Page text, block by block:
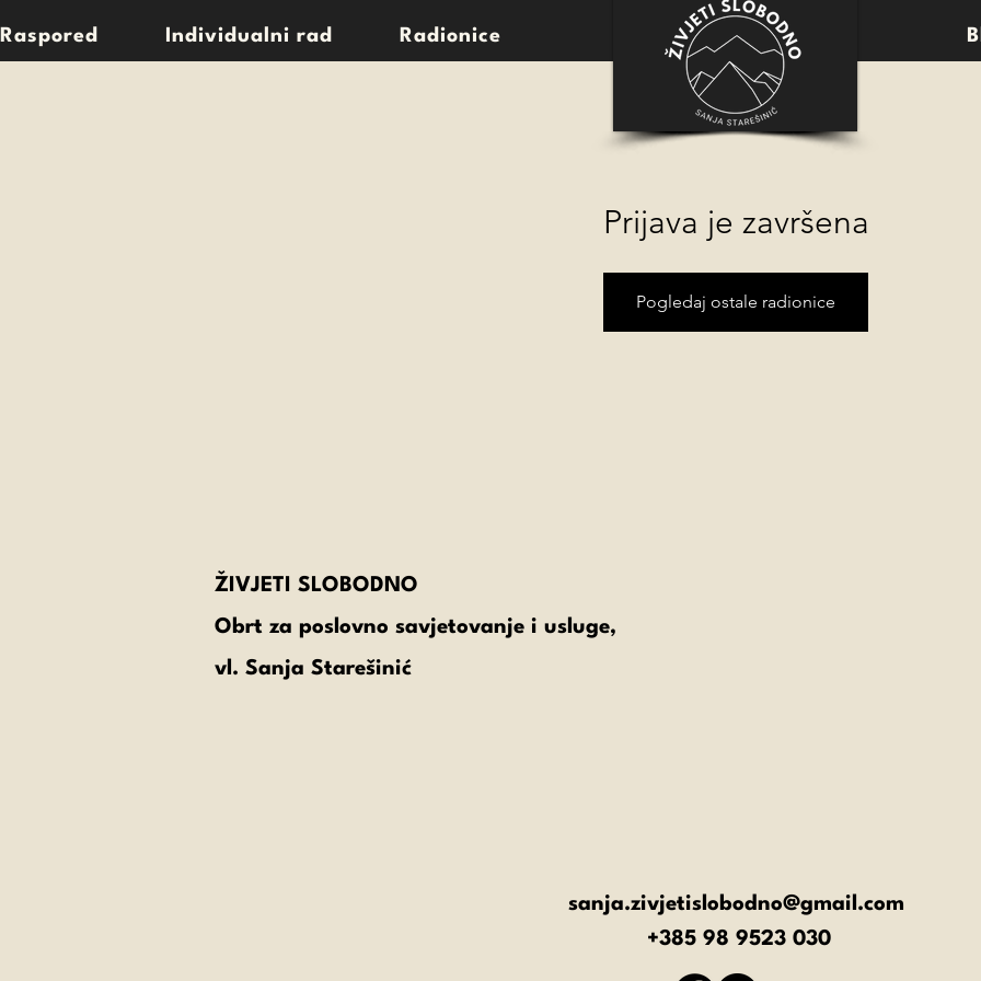
Raspored Individualni rad Radionice
Prijava je završena
Pogledaj ostale radionice
ŽIVJETI SLOBODNO
Obrt za poslovno savjetovanje i usluge,
vl. Sanja Starešinić
sanja.zivjetislobodno@gmail.com
+385 98 9523 030